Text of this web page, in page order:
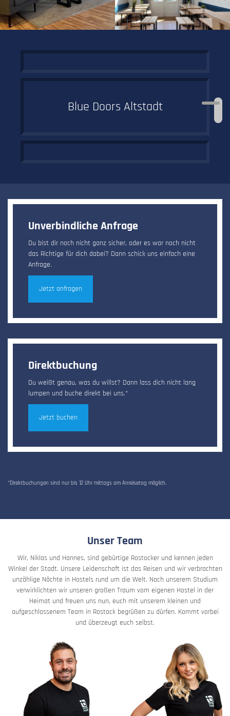
Ab in die
Blue Doors Altstadt
Unverbindliche Anfrage
Du bist dir noch nicht ganz sicher, oder es war noch nicht
das Richtige für dich dabei? Dann schick uns einfach eine
Anfrage.
Jetzt anfragen
Direktbuchung
Du weißt genau, was du willst? Dann lass dich nicht lang
lumpen und buche direkt bei uns.*
Jetzt buchen
*Direktbuchungen sind nur bis 12 Uhr mittags am Anreisetag möglich.
Unser Team
Wir, Niklas und Hannes, sind gebürtige Rostocker und kennen jeden
Winkel der Stadt. Unsere Leidenschaft ist das Reisen und wir verbrachten
unzählige Nächte in Hostels rund um die Welt. Nach unserem Studium
verwirklichten wir unseren großen Traum vom eigenen Hostel in der
Heimat und freuen uns nun, euch mit unserem kleinen und
aufgeschlossenem Team in Rostock begrüßen zu dürfen. Kommt vorbei
und überzeugt euch selbst.